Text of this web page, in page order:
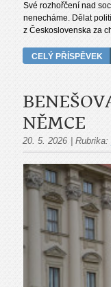
Své rozhořčení nad
nenecháme. Dělat
z Československa za
CELÝ PŘÍSPĚVEK
NĚMCE
20. 5. 2026 Rubrika: